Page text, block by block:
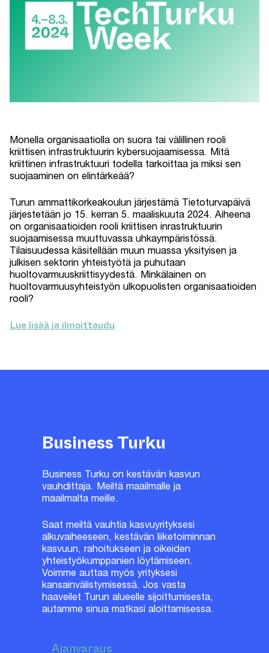
Monella organisaatiolla on suora tai välillinen rooli
kriittisen infrastruktuurin kybersuojaamisessa. Mitä
kriittinen infrastruktuuri todella tarkoittaa ja miksi sen
suojaaminen on elintärkeää?
Turun ammattikorkeakoulun järjestämä Tietoturvapäivä
järjestetään jo 15. kerran 5. maaliskuuta 2024. Aiheena
on organisaatioiden rooli kriittisen inrastruktuurin
suojaamisessa muuttuvassa uhkaympäristössä.
Tilaisuudessa käsitellään muun muassa yksityisen ja
julkisen sektorin yhteistyötä ja puhutaan
huoltovarmuuskriittisyydestä. Minkälainen on
huoltovarmuusyhteistyön ulkopuolisten organisaatioiden
rooli?
Lue lisää ja ilmoittaudu
Business Turku
Business Turku on kestävän kasvun
vauhdittaja. Meiltä maailmalle ja
maailmalta meille.
Saat meiltä vauhtia kasvuyrityksesi
alkuvaiheeseen, kestävän liiketoiminnan
kasvuun, rahoitukseen ja oikeiden
yhteistyökumppanien löytämiseen.
Voimme auttaa myös yrityksesi
kansainvälistymisessä. Jos vasta
haaveilet Turun alueelle sijoittumisesta,
autamme sinua matkasi aloittamisessa.
Ajanvaraus